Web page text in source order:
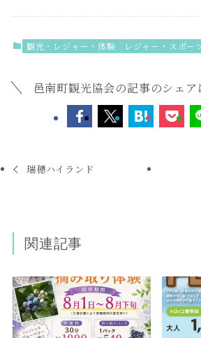
観光・レジャー・体験 レジャー・スポー
邑南町観光協会の記事のシェア
瑞穂ハイランド
関連記事